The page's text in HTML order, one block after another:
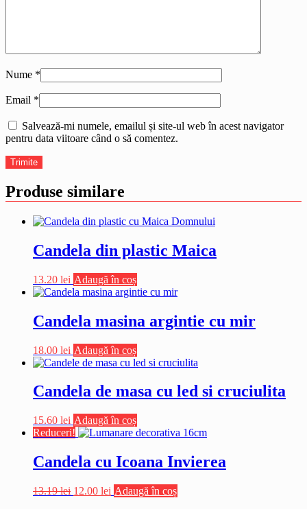
Nume *
Email *
Salvează-mi numele, emailul și site-ul web în acest navigator
pentru data viitoare când o să comentez.
Produse similare
Candela din plastic Maica
13.20 lei Adaugă în coș
Candela masina argintie cu mir
18.00 lei Adaugă în coș
Candela de masa cu led si cruciulita
15.60 lei Adaugă în coș
Reduceri!
Candela cu Icoana Invierea
13.19lei Prețul
12.00 lei Prețul
Adaugă în coș